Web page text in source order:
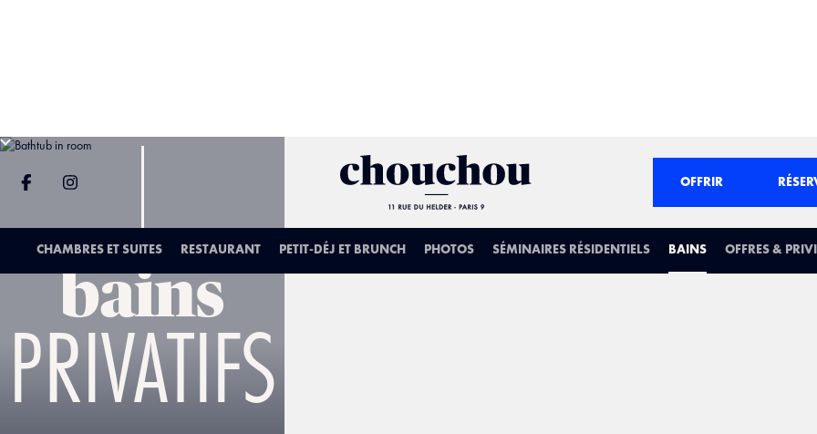
OFFRIR
CHAMBRES ET SUITES RESTAURANT PETIT-DÉJ ET BRUNCH PHOTOS SÉMINAIRES RÉSIDENTIELS BAINS OFFRES &
bains
PRIVATIFS